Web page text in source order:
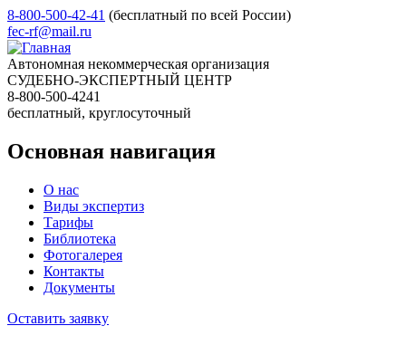
8-800-500-42-41 (бесплатный по всей России)
fec-rf@mail.ru
Автономная некоммерческая организация
СУДЕБНО-ЭКСПЕРТНЫЙ ЦЕНТР
8-800-500-4241
бесплатный, круглосуточный
Основная навигация
О нас
Виды экспертиз
Тарифы
Библиотека
Фотогалерея
Контакты
Документы
Оставить заявку